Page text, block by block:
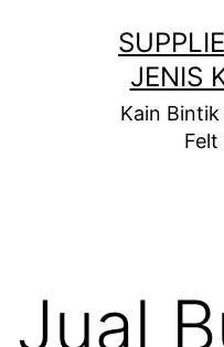
JENIS
Kain
Felt
Jual